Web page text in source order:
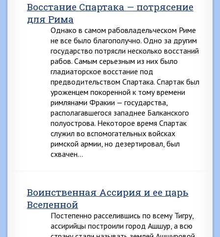
Восстание Спартака — потрясение
для Рима
Однако в самом рабовладельческом Риме
не все было благополучно. Одно за другим
государство потрясли несколько восстаний
рабов. Самым серьезным из них было
гладиаторское восстание под
предводительством Спартака. Спартак был
уроженцем покоренной к тому времени
римлянами Фракии — государства,
располагавшегося западнее Балканского
полуострова. Некоторое время Спартак
служил во вспомогательных войсках
римской армии, но дезертировал, был
схвачен…
Воинственная Ассирия и ее царь
Вселенной
Постепенно расселившись по всему Тигру,
ассирийцы построили город Ашшур, а всю